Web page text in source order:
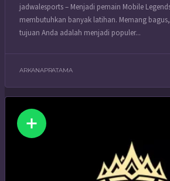
jadwalesports – Menjadi pemain Mobile
membutuhkan banyak latihan. Memang
tujuan Anda adalah menjadi populer...
ARKANAPRATAMA